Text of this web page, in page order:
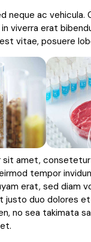
neque ac vehicula.
viverra erat
vitae, posuere
sit amet,
tempor
erat, sed diam
justo duo dolores
no sea takimata